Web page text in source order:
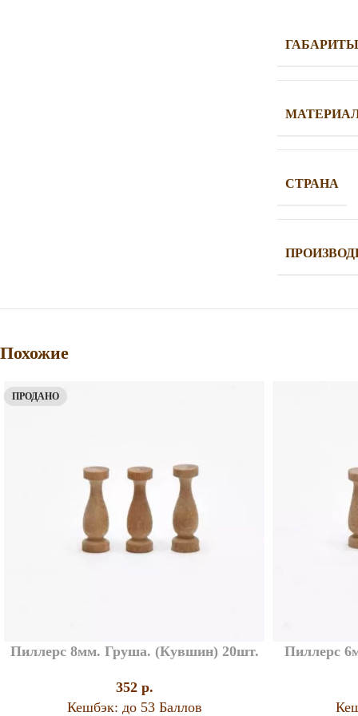
ГАБАРИТЫ
СТРАНА
Похожие
ПРОДАНО
Пиллерс 8мм. Груша. (Кувшин) 20шт.
352 p.
Кешбэк: до 53 Баллов
Пиллерс